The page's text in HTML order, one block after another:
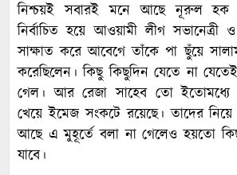
নিশ্চয়ই সবারই মনে আছে নূরুল হক
নির্বাচিত হয়ে আওয়ামী লীগ সভানেত্রী ও
সাক্ষাত করে আবেগে তাঁকে পা ছুঁয়ে
করেছিলেন। কিছু কিছুদিন যেতে না
গেল। আর রেজা সাহেব তো ইতোমধ্যে
খেয়ে ইমেজ সংকটে রয়েছে। তাদের
আছে এ মুহূর্তে বলা না গেলেও হয়তো
যাবে।